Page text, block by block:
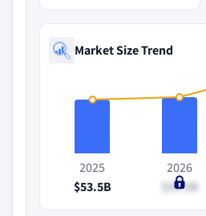
Market Size Trend
2025
$53.5B
2026
$55.5B